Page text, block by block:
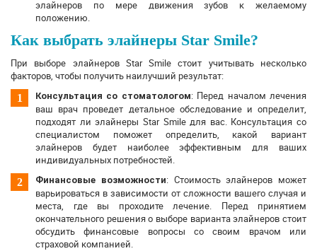
элайнеров по мере движения зубов к желаемому
положению.
Как выбрать элайнеры Star Smile?
При выборе элайнеров Star Smile стоит учитывать несколько
факторов, чтобы получить наилучший результат:
Консультация со стоматологом: Перед началом лечения
ваш врач проведет детальное обследование и определит,
подходят ли элайнеры Star Smile для вас. Консультация со
специалистом поможет определить, какой вариант
элайнеров будет наиболее эффективным для ваших
индивидуальных потребностей.
Финансовые возможности: Стоимость элайнеров может
варьироваться в зависимости от сложности вашего случая и
места, где вы проходите лечение. Перед принятием
окончательного решения о выборе варианта элайнеров стоит
обсудить финансовые вопросы со своим врачом или
страховой компанией.